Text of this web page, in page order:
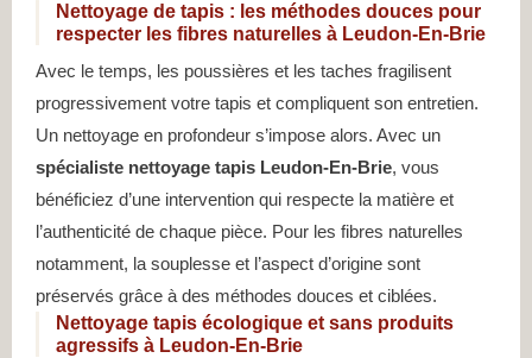
Nettoyage de tapis : les méthodes douces pour
respecter les fibres naturelles à Leudon-En-Brie
Avec le temps, les poussières et les taches fragilisent
progressivement votre tapis et compliquent son entretien.
Un nettoyage en profondeur s’impose alors. Avec un
spécialiste nettoyage tapis Leudon-En-Brie, vous
bénéficiez d’une intervention qui respecte la matière et
l’authenticité de chaque pièce. Pour les fibres naturelles
notamment, la souplesse et l’aspect d’origine sont
préservés grâce à des méthodes douces et ciblées.
Nettoyage tapis écologique et sans produits
agressifs à Leudon-En-Brie